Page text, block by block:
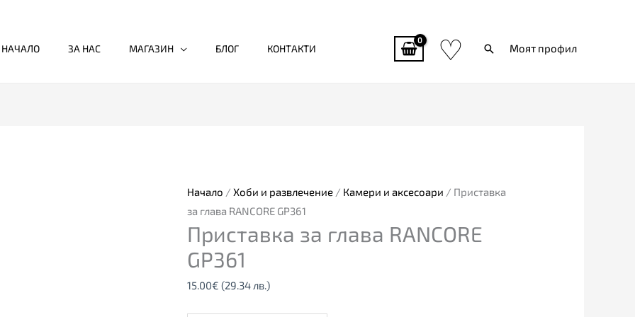
НАЧАЛО ЗА НАС МАГАЗИН БЛОГ КОНТАКТИ ♡ ТърсиМоят профил
Начало / Хоби и развлечение / Камери и аксесоари / Приставка
за глава RANCORE GP361
Приставка за глава RANCORE
GP361
15.00€ (29.34 лв.)
за
глава
RANCORE
GP361